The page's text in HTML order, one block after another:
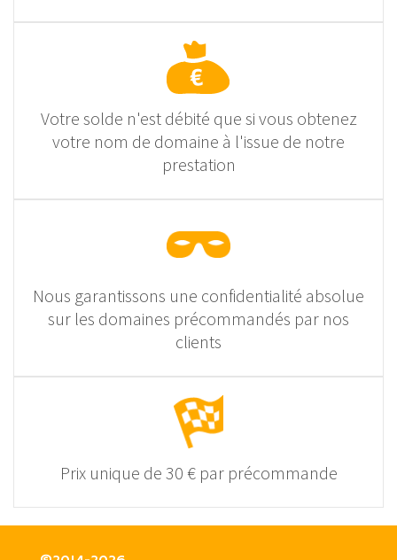
Votre solde n'est débité que si vous obtenez
votre nom de domaine à l'issue de notre
prestation
Nous garantissons une confidentialité absolue
sur les domaines précommandés par nos
clients
Prix unique de 30 € par précommande